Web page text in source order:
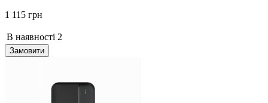
1 115 грн
В наявності 2
Замовити